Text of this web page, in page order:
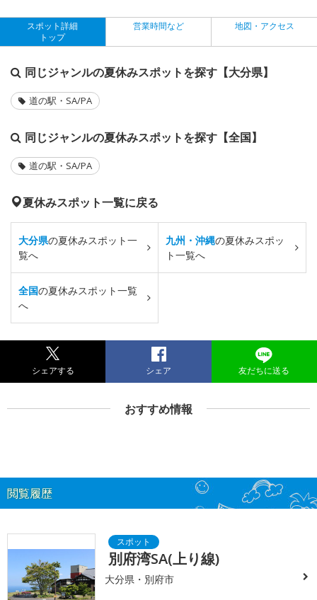
スポット詳細
トップ
営業時間など 地図・アクセス
同じジャンルの夏休みスポットを探す【大分県】
道の駅・SA/PA
同じジャンルの夏休みスポットを探す【全国】
道の駅・SA/PA
夏休みスポット一覧に戻る
大分県の夏休みスポット一
覧へ
九州・沖縄の夏休みスポッ
ト一覧へ
全国の夏休みスポット一覧
へ
シェアする シェア 友だちに送る
おすすめ情報
閲覧履歴
別府湾SA(上り線)
大分県・別府市